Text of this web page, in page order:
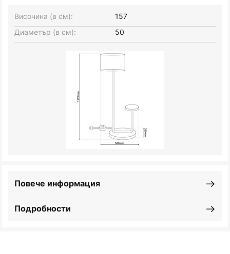
Височина (в см):
157
Диаметър (в см):
50
Подробности
Повече информация